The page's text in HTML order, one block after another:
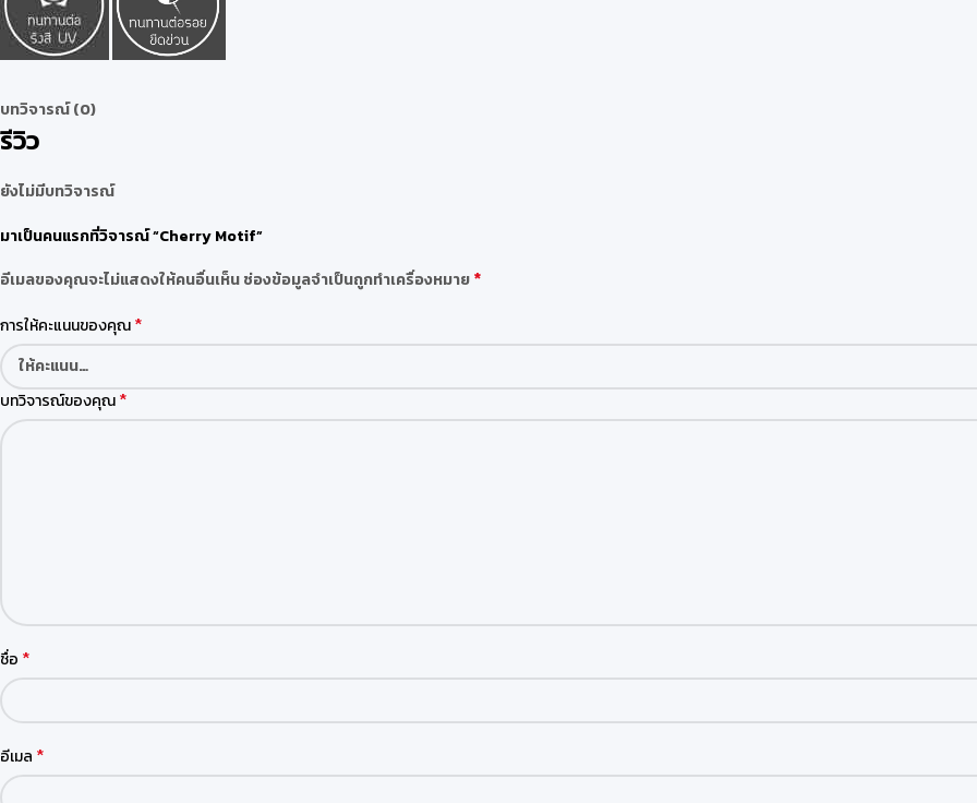
บทวิจารณ์ (0)
รีวิว
ยังไม่มีบทวิจารณ์
มาเป็นคนแรกที่วิจารณ์ “Cherry Motif”
อีเมลของคุณจะไม่แสดงให้คนอื่นเห็นช่องข้อมูลจำเป็นถูกทำเครื่องหมาย*
การให้คะแนนของคุณ*
บทวิจารณ์ของคุณ*
ชื่อ *
อีเมล *